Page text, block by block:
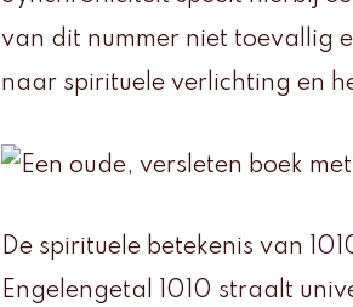
van dit nummer niet toevallig
naar spirituele verlichting en
De spirituele betekenis van
Engelengetal 1010 straalt